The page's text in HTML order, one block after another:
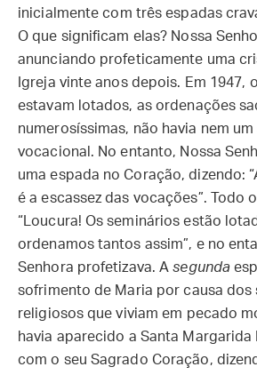
inicialmente com três espadas
O que significam elas? Nossa
anunciando profeticamente uma
Igreja vinte anos depois. Em 1947,
estavam lotados, as ordenações
numerosíssimas, não havia nem
vocacional. No entanto, Nossa
uma espada no Coração, dizendo:
é a escassez das vocações”. Todo
“Loucura! Os seminários estão
ordenamos tantos assim”, e no
Senhora profetizava. Asegunda
sofrimento de Maria por causa dos
religiosos que viviam em pecado
havia aparecido a Santa
com o seu Sagrado Coração,